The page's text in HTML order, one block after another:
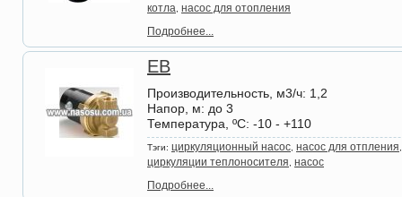
котла насос для отопления
Подробнее...
EB
Производительность, м3/ч: 1,2
Напор, м: до 3
Температура, ºС: -10 - +110
Тэги: циркуляционный насос насос для отпления
циркуляции теплоносителя насос
Подробнее...